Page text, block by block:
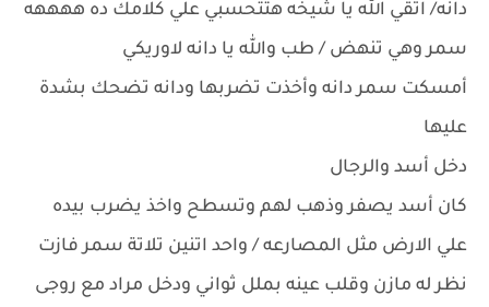
دانه/ اتقي الله يا شيخه هتتحسبي علي كلامك ده ههههه
سمر وهي تنهض / طب والله يا دانه لاوريكي
أمسكت سمر دانه وأخذت تضربها ودانه تضحك بشدة
عليها
دخل أسد والرجال
كان أسد يصفر وذهب لهم وتسطح واخذ يضرب بيده
علي الارض مثل المصارعه / واحد اتنين تلاتة سمر فازت
نظر له مازن وقلب عينه بملل ثواني ودخل مراد مع روجى